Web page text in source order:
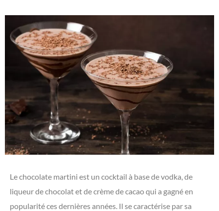
Le chocolate martini est un cocktail à base de vodka, de
liqueur de chocolat et de crème de cacao qui a gagné en
popularité ces dernières années. Il se caractérise par sa